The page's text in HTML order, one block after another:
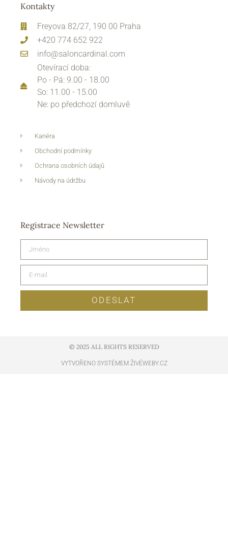
Kontakty
Freyova 82/27, 190 00 Praha
+420 774 652 922
info@saloncardinal.com
Otevírací doba:
Po - Pá: 9.00 - 18.00
So: 11.00 - 15.00
Ne: po předchozí domluvě
Kariéra
Obchodní podmínky
Ochrana osobních údajů
Návody na údržbu
Registrace Newsletter
ODESLAT
© 2025 ALL RIGHTS RESERVED​
VYTVOŘENO SYSTÉMEM ŽIVÉWEBY.CZ